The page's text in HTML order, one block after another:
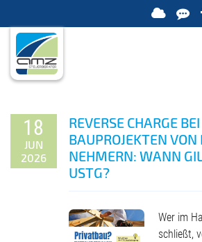
18
JUN
2026
REVERSE CHARGE
BAU­PROJEKTEN
NEHMERN: WANN
USTG?
Wer im
schließt,